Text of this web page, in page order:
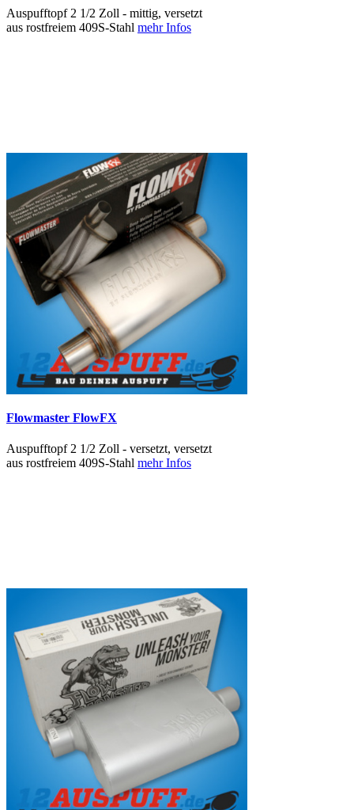
Auspufftopf 2 1/2 Zoll - mittig, versetzt
aus rostfreiem 409S-Stahl mehr Infos
Flowmaster FlowFX
Auspufftopf 2 1/2 Zoll - versetzt, versetzt
aus rostfreiem 409S-Stahl mehr Infos